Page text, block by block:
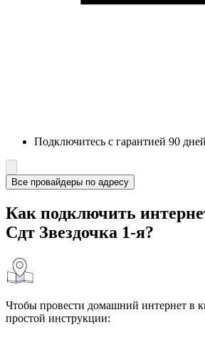
Подключитесь с гарантией 90 дней
Все провайдеры по адресу
Как подключить
Сдт Звездочка 1-я?
Чтобы провести домашний интернет в
простой инструкции: